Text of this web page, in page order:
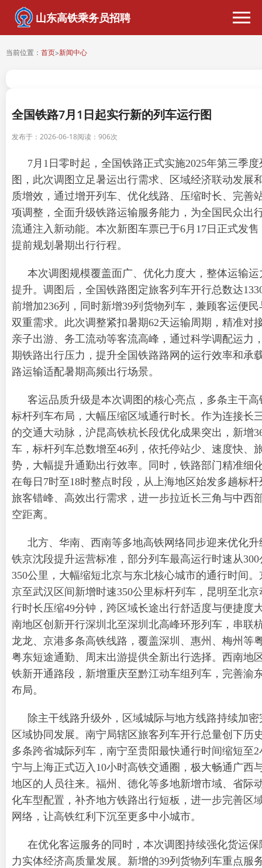
山东高铁乘务员招聘
当前位置： 首页>新闻中心
全国铁路7月1日起实行新的列车运行图
发布于：2026-06-18阅读： 906次
7月1日零时起，全国铁路正式实施2025年第三季
图，此次调图立足暑运出行需求、区域经济联动发展
质增效，通过增开列车、优化线路、压缩时长、完善
项调整，全面升级铁路运输服务能力，为全国民众出
流通注入新动能。本次新图车票已于6月17日正式发
提前规划暑期出行行程。
本次调图规模覆盖面广、优化力度大，整体运输
提升。调图后，全国铁路图定旅客列车开行总数达
前增加236列，同时新增39列货物列车，兼顾客运便
双重需求。此次调整紧扣暑期62天运输周期，精准对
亲子出游、务工流动等客流高峰，通过科学调配运力
期铁路出行压力，提升全国铁路路网的运行效率和承
路运输适配暑期高频出行场景。
客运品质升级是本次调图的核心亮点，多条主干
标杆列车布局，大幅压缩区域通行时长。作为连接长
的交通大动脉，沪昆高铁杭长段优化成果突出，新增
车，标杆列车总数增至46列，依托停站少、速度快、
势，大幅提升通勤出行效率。同时，铁路部门精准细
在每日7时至18时整点时段，从上海地区始发多趟标
旅客错峰、高效出行需求，进一步拉近长三角与中西
空距离。
北方、华南、西南等多地高铁网络同步迎来优化
铁京沈段提升运营标准，部分列车最高运行时速从
350公里，大幅缩短北京与东北核心城市的通行时间
京至武汉区间新增时速350公里标杆列车，昆明至北
行时长压缩49分钟，跨区域长途出行舒适度与便捷度
南地区创新开行深圳北至深圳北高峰环形列车，串联
龙龙、京港多条高铁线路，覆盖深圳、惠州、梅州等
粤东短途通勤、周末出游提供全新出行选择。西南地
铁新开通路段，新增重庆至黔江动车组列车，完善渝
布局。
除主干线路升级外，区域城际与地方线路持续加
区域协同发展。南宁局辖区旅客列车开行总量创下历
多条跨省城际列车，南宁至贵阳最快通行时间缩短至
宁与上海正式迈入10小时高铁交通圈，极大畅通广西
地区的人员往来。福州、德化等多地新增市域、省际
化车型配置，补齐地方铁路出行短板，进一步完善区
网络，让高铁红利下沉至更多中小城市。
在优化客运服务的同时，本次调图持续强化货运
力实体经济高质量发展。新增的39列货物列车重点服